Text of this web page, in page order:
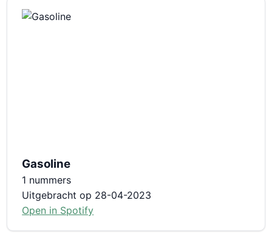
Gasoline
1 nummers
Uitgebracht op 28-04-2023
Open in Spotify